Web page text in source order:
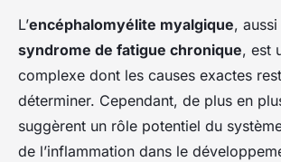
L’encéphalomyélite myalgique,
syndrome de fatigue chronique, est
complexe dont les causes exactes
déterminer. Cependant, de plus en
suggèrent un rôle potentiel du
de l’inflammation dans le